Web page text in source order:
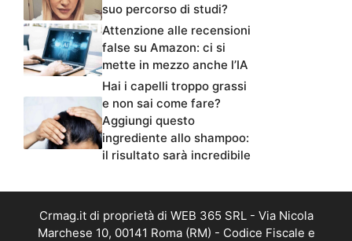
suo percorso di studi?
Attenzione alle recensioni
false su Amazon: ci si
mette in mezzo anche l’IA
Hai i capelli troppo grassi
e non sai come fare?
Aggiungi questo
ingrediente allo shampoo:
il risultato sarà incredibile
Crmag.it di proprietà di WEB 365 SRL - Via Nicola
Marchese 10, 00141 Roma (RM) - Codice Fiscale e